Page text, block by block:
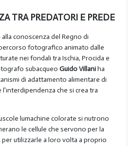
TRA PREDATORI E PREDE
conoscenza del Regno di
fotografico animato dalle
nei fondali tra Ischia, Procida e
subacqueo Guido Villaniha
di adattamento alimentare di
che si crea tra
lumachine colorate si nutrono
le cellule che servono per la
utilizzarle a loro volta a proprio